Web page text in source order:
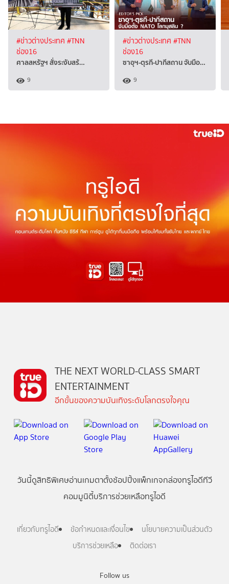
#ข่าวต่างประเทศ #TNN
ช่อง16
ศาลสหรัฐฯ สั่งระงับสร้…
9
#ข่าวต่างประเทศ #TNN
ช่อง16
ซาอุฯ-ตุรกี-ปากีสถาน จับมือ…
9
Follow us
THE NEXT WORLD-CLASS SMART
ENTERTAINMENT
อีกขั้นของความบันเทิงระดับโลกตรงใจคุณ
วันนี้ดูสิทธิพิเศษอ่านเกมตาตั้งช้อปปิ้งแพ็กเกจกล่องทรูไอดีทีวี
คอมมูนิตี้บริการช่วยเหลือทรูไอดี
เกี่ยวกับทรูไอดี ข้อกำหนดและเงื่อนไข
นโยบายความเป็นส่วนตัว
บริการช่วยเหลือ
ติดต่อเรา